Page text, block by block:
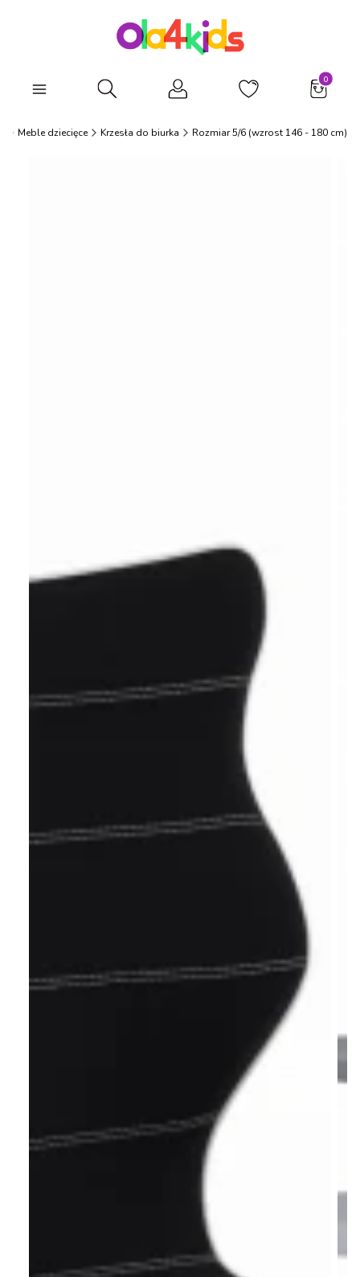
Otwórz wyszukiwarkę
Meble dziecięce Krzesła do biurka Rozmiar 5/6 (wzrost 146 - 180 cm)